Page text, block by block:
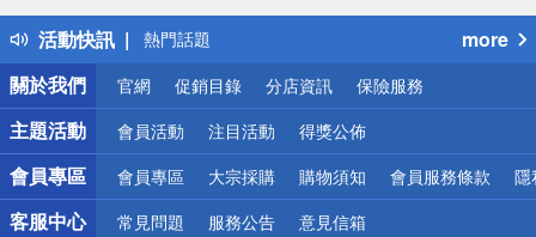
活動快訊
得獎公告
熱門話題
銀行優惠
偏遠地區配送
詐騙網頁！請小心！
more
關於我們
官網 促銷目錄 分店資訊 保險服務
主題活動 會員活動 注目活動 得獎公佈
會員專區 會員專區 大宗採購 購物須知 會員服務條款 隱
客服中心 常見問題 服務公告 意見信箱